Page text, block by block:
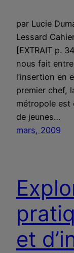
par Lucie
Lessard
[EXTRAIT p.
nous fait
l’insertion en
premier chef,
métropole est
de jeunes…
mars, 2009
et